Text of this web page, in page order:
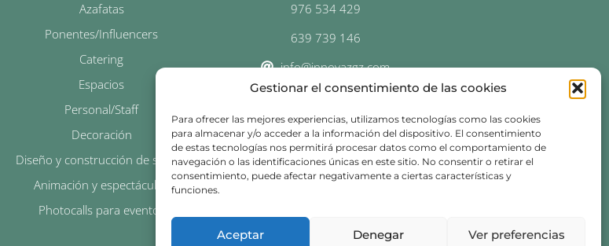
Gestionar el consentimiento de las cookies
Para ofrecer las mejores experiencias, utilizamos tecnologías como las cookies
para almacenar y/o acceder a la información del dispositivo. El consentimiento
de estas tecnologías nos permitirá procesar datos como el comportamiento de
navegación o las identificaciones únicas en este sitio. No consentir o retirar el
consentimiento, puede afectar negativamente a ciertas características y
funciones.
Aceptar Denegar Ver preferencias
Azafatas
Ponentes/Influencers
Catering
Espacios
Personal/Staff
Decoración
Diseño y construcción de stands
Animación y espectáculos
Photocalls para eventos
976 534 429
639 739 146
info@innovazgz.com
C. Don Jaime I, 34 duplicado,
50001 Zaragoza